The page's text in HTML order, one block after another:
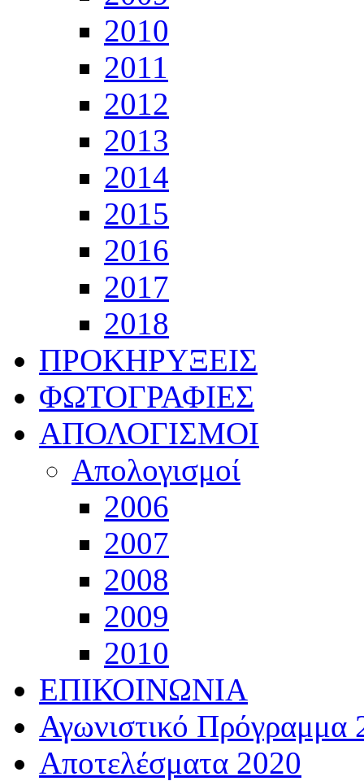
2010
2011
2012
2013
2014
2015
2016
2017
2018
ΠΡΟΚΗΡΥΞΕΙΣ
ΦΩΤΟΓΡΑΦΙΕΣ
ΑΠΟΛΟΓΙΣΜΟΙ
Απολογισμοί
2006
2007
2008
2009
2010
ΕΠΙΚΟΙΝΩΝΙΑ
Αγωνιστικό Πρόγραμμα
Αποτελέσματα 2020